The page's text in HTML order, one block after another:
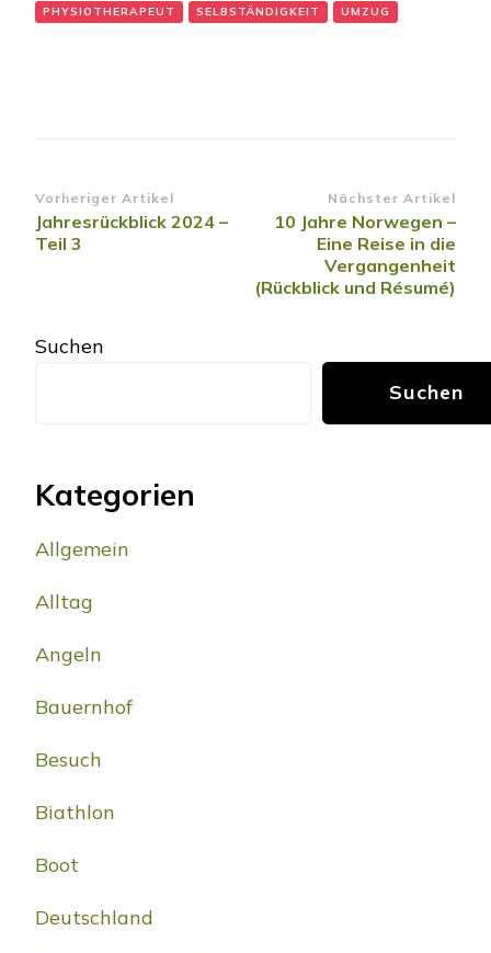
PHYSIOTHERAPEUT SELBSTÄNDIGKEIT UMZUG
Beitragsnavigation
Vorheriger Artikel
Jahresrückblick 2024 –
Teil 3
Nächster Artikel
10 Jahre Norwegen –
Eine Reise in die
Vergangenheit
(Rückblick und Résumé)
Suchen
Suchen
Kategorien
Allgemein
Alltag
Angeln
Bauernhof
Besuch
Biathlon
Boot
Deutschland